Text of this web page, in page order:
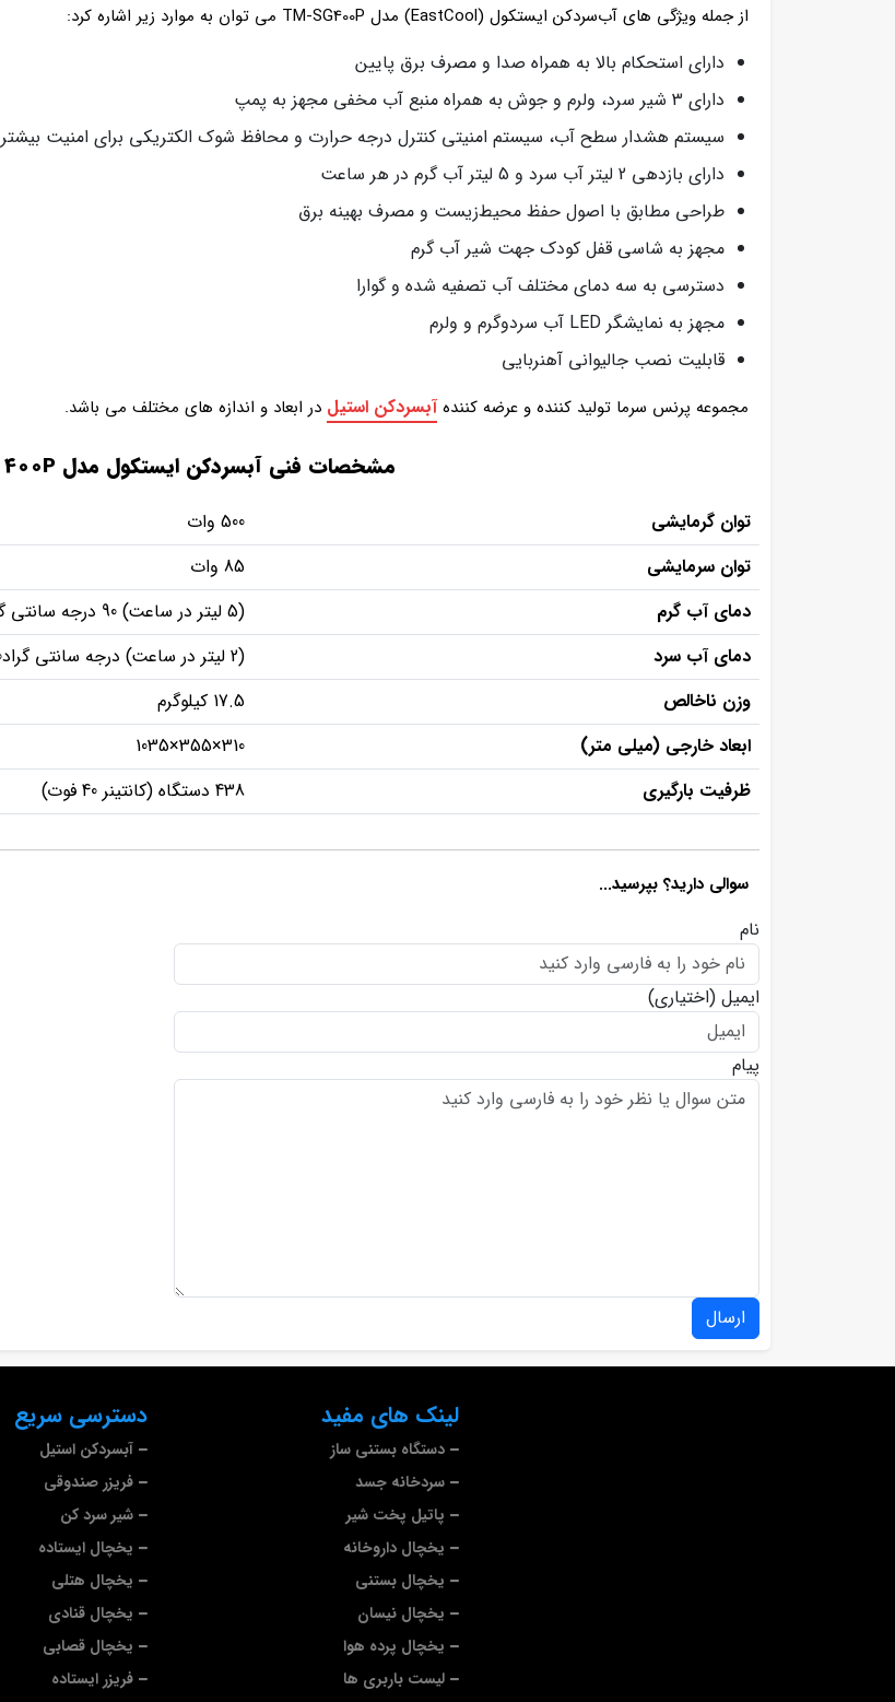
از جمله ویژگی های آب‌سردکن ایستکول (EastCool) مدل TM-SG400P می توان به موارد زیر اشاره کرد:
دارای استحکام بالا به همراه صدا و مصرف برق پایین
دارای 3 شیر سرد، ولرم و جوش به همراه منبع آب مخفی مجهز به پمپ
سیستم هشدار سطح آب، سیستم امنیتی کنترل درجه حرارت و محافظ شوک الکتریکی برای امنیت بیشتر
دارای بازدهی 2 لیتر آب سرد و 5 لیتر آب گرم در هر ساعت
طراحی مطابق با اصول حفظ محیط‌زیست و مصرف بهینه‌ برق
مجهز به شاسی قفل کودک جهت شیر آب گرم
دسترسی به سه دمای مختلف آب تصفیه شده و گوارا
مجهز به نمایشگر LED آب سردوگرم و ولرم
قابلیت نصب جالیوانی آهنربایی
مجموعه پرنس سرما تولید کننده و عرضه کنندهآبسردکن استیل در ابعاد و اندازه های مختلف می باشد.
مشخصات فنی آبسردکن ایستکول مدل TM-SG 400P
توان گرمایشی
500 وات
توان سرمایشی
85 وات
دمای آب گرم
(5 ليتر در ساعت) 90 درجه سانتی‌ گراد
دمای آب سرد
(2 ليتر در ساعت) درجه سانتی‌ گراد10
وزن ناخالص
17.5 کیلوگرم
ابعاد خارجی (میلی متر)
310×355×1035
ظرفيت بارگيری
438 دستگاه (کانتينر 40 فوت)
سوالی دارید؟ بپرسید...
نام
ایمیل (اختیاری)
پیام
ارسال
لینک های مفید
دستگاه بستنی ساز
سردخانه جسد
پاتیل پخت شیر
یخچال داروخانه
یخچال بستنی
یخچال نیسان
یخچال پرده هوا
لیست باربری ها
دسترسی سریع
آبسردکن استیل
فریزر صندوقی
شیر سرد کن
یخچال ایستاده
یخچال هتلی
یخچال قنادی
یخچال قصابی
فریزر ایستاده